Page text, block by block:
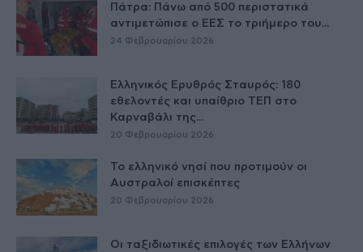
Πάτρα: Πάνω από 500 περιστατικά
αντιμετώπισε ο ΕΕΣ το τριήμερο του...
24 Φεβρουαρίου 2026
Ελληνικός Ερυθρός Σταυρός: 180
εθελοντές και υπαίθριο ΤΕΠ στο
Καρναβάλι της...
20 Φεβρουαρίου 2026
Το ελληνικό νησί που προτιμούν οι
Αυστραλοί επισκέπτες
20 Φεβρουαρίου 2026
Οι ταξιδιωτικές επιλογές των Ελλήνων